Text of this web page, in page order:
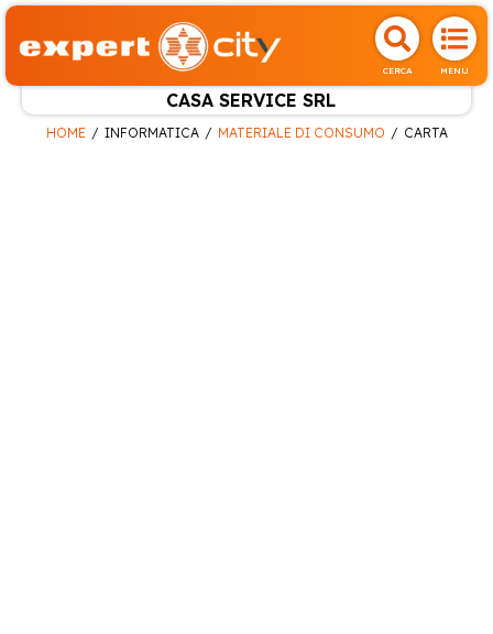
CERCA MENU
CASA SERVICE SRL
HOME INFORMATICA MATERIALE DI CONSUMO CARTA